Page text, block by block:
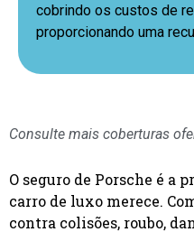
cobrindo os custos de
proporcionando uma
Consulte mais coberturas
O seguro de Porsche é a
carro de luxo merece.
contra colisões, roubo,